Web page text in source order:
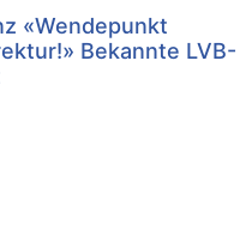
«Wendepunkt
Bekannte LVB-